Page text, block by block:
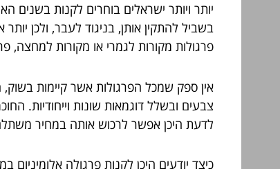
יותר ויותר ישראלים בוחרים לקנות בשנים
בשביל להתקין אותן, בניגוד לעבר, ולכן
פרגולות מקורות לגמרי או מקורות למחצה,
אין ספק שמכל הפרגולות אשר קיימות בשוק,
צבעים ובשלל דוגמאות שונות וייחודיות.
לדעת היכן אפשר לרכוש אותה במחיר
כיצד יודעים היכן לקנות פרגולה